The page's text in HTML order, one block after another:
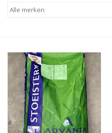
Nestkasten
Nieuws
Treeportleden:
Blog